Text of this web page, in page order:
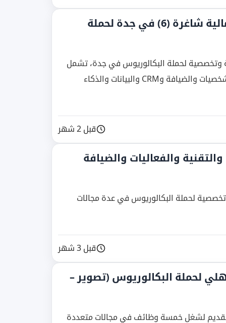
نادي الأهلي يعلن وظائف إدارية ومالية شاغرة (6) في جدة لحملة
إدارية ومالية وتخصصية لحملة البكالوريوس في جدة، تشمل
مسميات في المبيعات والمحتوى وعمليات كبار الشخصيات والضيافة وCRM والبيانات والذكاء
قبل 2 شهر
والفعاليات والضيافة
لحملة البكالوريوس في عدة مجالات
قبل 3 شهر
الأهلي لحملة البكالوريوس (تصوير –
لشغل خمسة وظائف في مجالات متعددة